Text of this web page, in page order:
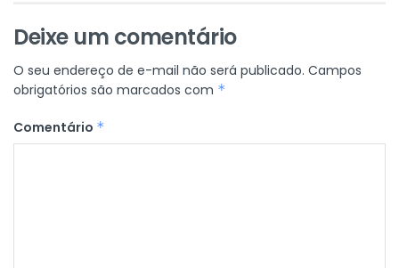
Deixe um comentário
O seu endereço de e-mail não será publicado. Campos
obrigatórios são marcados com *
Comentário *